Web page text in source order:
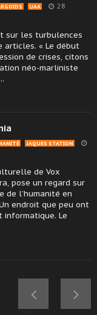
UAA
28
sur les turbulences
articles. « Le début
de crises, citons
néo-marliniste
JAQUES STATION
de Vox
pose un regard sur
de l’humanité en
endroit que peu ont
informatique. Le